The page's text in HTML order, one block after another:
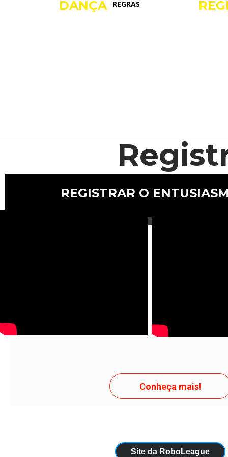
REGISTRAR O
Conheça mais!
Site da RoboLeague
DANÇA REGRAS